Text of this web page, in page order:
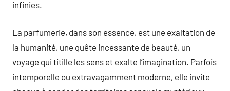
infinies.
La parfumerie, dans son essence, est une exaltation de
la humanité, une quête incessante de beauté, un
voyage qui titille les sens et exalte l’imagination. Parfois
intemporelle ou extravagamment moderne, elle invite